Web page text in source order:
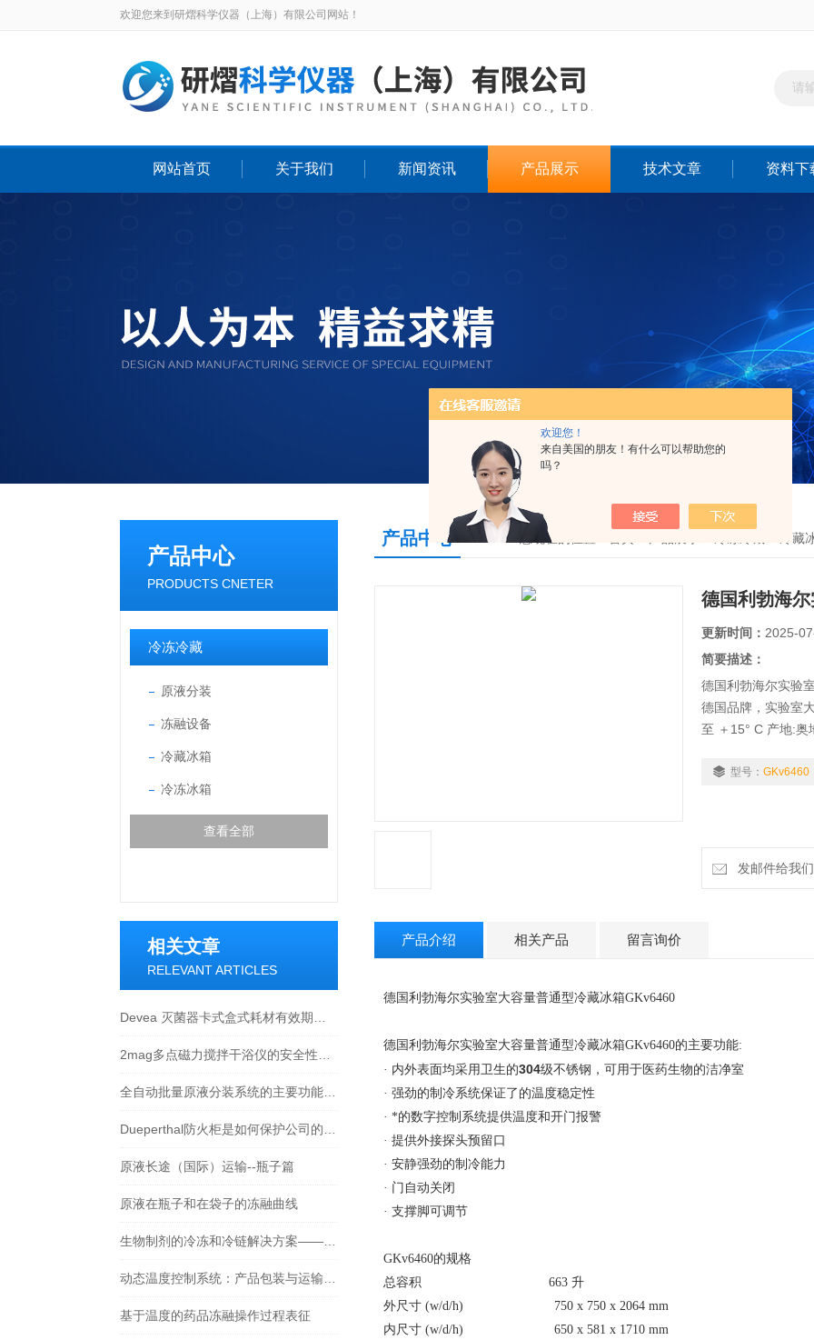
欢迎您！
来自美国的朋友！有什么可以帮助您的
吗？
欢迎您来到研熠科学仪器（上海）有限公司网站！
网站首页 关于我们 新闻资讯 产品展示 技术文章 资料下
产品中心
PRODUCTS CNETER
冷冻冷藏
原液分装
冻融设备
冷藏冰箱
冷冻冰箱
查看全部
相关文章
RELEVANT ARTICLES
原液长途（国际）运输--瓶子篇
原液在瓶子和在袋子的冻融曲线
基于温度的药品冻融操作过程表征
产品中心 您现在的位置： 冷藏
德国利勃海
更新时间： 2025-
简要描述：
德国利勃海尔实验
德国品牌，实验室
至 ＋15° C 产地:奥
型号： GKv6460
发邮件给我
产品介绍 相关产品 留言询价
德国利勃海尔实验室大容量普通型冷藏冰箱GKv6460
德国利勃海尔实验室大容量普通型冷藏冰箱GKv6460的主要功能:
· 内外表面均采用卫生的304级不锈钢，可用于医药生物的洁净室
· 强劲的制冷系统保证了的温度稳定性
· *的数字控制系统提供温度和开门报警
· 提供外接探头预留口
· 安静强劲的制冷能力
· 门自动关闭
· 支撑脚可调节
GKv6460的规格
总容积 663 升
外尺寸 (w/d/h) 750 x 750 x 2064 mm
内尺寸 (w/d/h) 650 x 581 x 1710 mm